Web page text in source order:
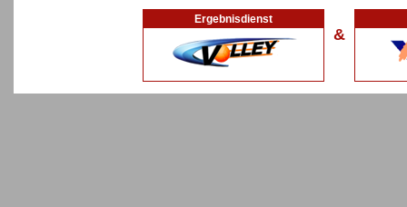
Ergebnisdienst
&